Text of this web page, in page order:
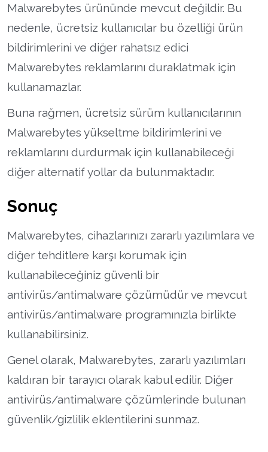
Malwarebytes ürününde mevcut değildir. Bu
nedenle, ücretsiz kullanıcılar bu özelliği ürün
bildirimlerini ve diğer rahatsız edici
Malwarebytes reklamlarını duraklatmak için
kullanamazlar.
Buna rağmen, ücretsiz sürüm kullanıcılarının
Malwarebytes yükseltme bildirimlerini ve
reklamlarını durdurmak için kullanabileceği
diğer alternatif yollar da bulunmaktadır.
Sonuç
Malwarebytes, cihazlarınızı zararlı yazılımlara ve
diğer tehditlere karşı korumak için
kullanabileceğiniz güvenli bir
antivirüs/antimalware çözümüdür ve mevcut
antivirüs/antimalware programınızla birlikte
kullanabilirsiniz.
Genel olarak, Malwarebytes, zararlı yazılımları
kaldıran bir tarayıcı olarak kabul edilir. Diğer
antivirüs/antimalware çözümlerinde bulunan
güvenlik/gizlilik eklentilerini sunmaz.